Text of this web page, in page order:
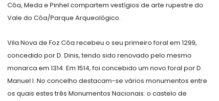
Côa, Meda e Pinhel compartem vestígios de arte rupestre do
Vale do Côa/Parque Arqueológico.
Vila Nova de Foz Côa recebeu o seu primeiro foral em 1299,
concedido por D. Dinis, tendo sido renovado pelo mesmo
monarca em 1314. Em 1514, foi concebido um novo foral por D.
Manuel I. No concelho destacam-se vários monumentos entre
os quais estes três Monumentos Nacionais: o castelo de